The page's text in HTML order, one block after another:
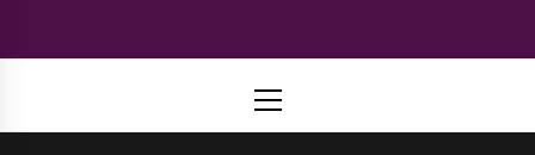
Viral
Menu